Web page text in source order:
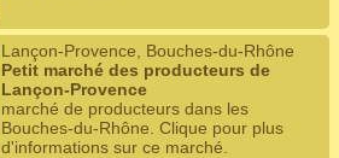
Lançon-Provence, Bouches-du-Rhône
Petit marché des producteurs de
Lançon-Provence
marché de producteurs dans les
Bouches-du-Rhône. Clique pour plus
d'informations sur ce marché.